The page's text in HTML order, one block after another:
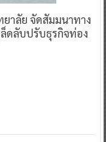
าลัย จัดสัมมนาทาง
ล็ดลับปรับธุรกิจท่อง